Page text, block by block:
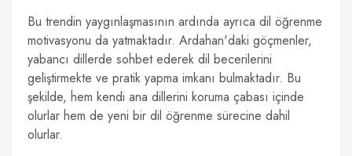
Bu trendin yaygınlaşmasının ardında ayrıca dil öğrenme
motivasyonu da yatmaktadır. Ardahan'daki göçmenler,
yabancı dillerde sohbet ederek dil becerilerini
geliştirmekte ve pratik yapma imkanı bulmaktadır. Bu
şekilde, hem kendi ana dillerini koruma çabası içinde
olurlar hem de yeni bir dil öğrenme sürecine dahil
olurlar.